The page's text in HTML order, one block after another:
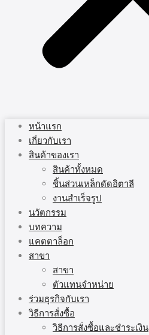
หน้าแรก
เกี่ยวกับเรา
สินค้าของเรา
สินค้าทั้งหมด
ชิ้นส่วนเหล็กดัดอิตาลี
งานสำเร็จรูป
นวัตกรรม
บทความ
แคตตาล็อก
สาขา
สาขา
ตัวแทนจำหน่าย
ร่วมธุรกิจกับเรา
วิธีการสั่งซื้อ
วิธีการสั่งซื้อและชำระเงิน